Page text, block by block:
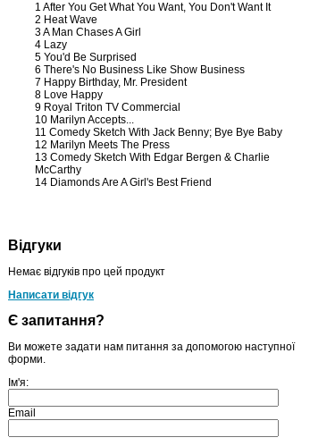
1 After You Get What You Want, You Don't Want It
2 Heat Wave
3 A Man Chases A Girl
4 Lazy
5 You'd Be Surprised
6 There's No Business Like Show Business
7 Happy Birthday, Mr. President
8 Love Happy
9 Royal Triton TV Commercial
10 Marilyn Accepts...
11 Comedy Sketch With Jack Benny; Bye Bye Baby
12 Marilyn Meets The Press
13 Comedy Sketch With Edgar Bergen & Charlie
McCarthy
14 Diamonds Are A Girl's Best Friend
Відгуки
Немає відгуків про цей продукт
Написати відгук
Є запитання?
Ви можете задати нам питання за допомогою наступної
форми.
Ім'я:
Email